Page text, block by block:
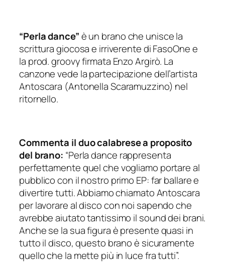
“Perla dance”è un brano che unisce la
scrittura giocosa e irriverente di FasoOne e
la prod. groovy firmata Enzo Argirò. La
canzone vede la partecipazione dell’artista
Antoscara (Antonella Scaramuzzino) nel
ritornello.
Commenta il duo calabrese a proposito
del brano: “Perla dance rappresenta
perfettamente quel che vogliamo portare al
pubblico con il nostro primo EP: far ballare e
divertire tutti. Abbiamo chiamato Antoscara
per lavorare al disco con noi sapendo che
avrebbe aiutato tantissimo il sound dei brani.
Anche se la sua figura è presente quasi in
tutto il disco, questo brano è sicuramente
quello che la mette più in luce fra tutti”.